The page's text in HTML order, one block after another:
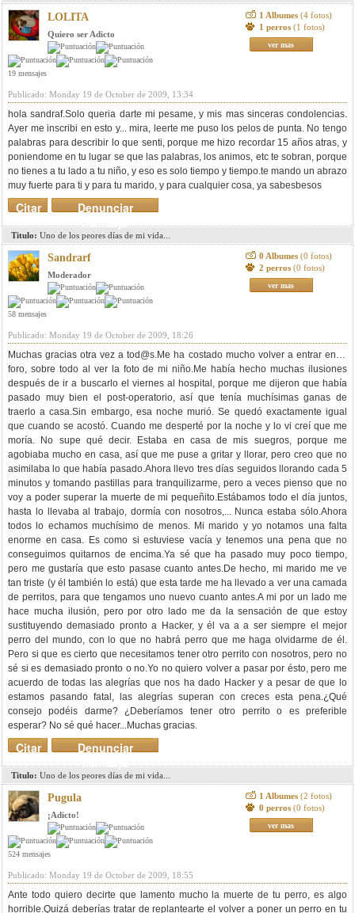
LOLITA
Quiero ser Adicto
19 mensajes
1 Albumes (4 fotos)
1 perros (1 fotos)
ver mas
Publicado: Monday 19 de October de 2009, 13:34
hola sandraf.Solo queria darte mi pesame, y mis mas sinceras condolencias.
Ayer me inscribi en esto y... mira, leerte me puso los pelos de punta. No tengo
palabras para describir lo que senti, porque me hizo recordar 15 años atras, y
poniendome en tu lugar se que las palabras, los animos, etc te sobran, porque
no tienes a tu lado a tu niño, y eso es solo tiempo y tiempo.te mando un abrazo
muy fuerte para ti y para tu marido, y para cualquier cosa, ya sabesbesos
Denunciar
mensaje
Citar
Titulo: Uno de los peores días de mi vida...
Sandrarf
Moderador
58 mensajes
0 Albumes (0 fotos)
2 perros (0 fotos)
ver mas
Publicado: Monday 19 de October de 2009, 18:26
Muchas gracias otra vez atod@s.Me ha costado mucho volver a entrar en el
foro, sobre todo al ver la foto de mi niño.Me había hecho muchas ilusiones
después de ir a buscarlo el viernes al hospital, porque me dijeron que había
pasado muy bien el post-operatorio, así que tenía muchísimas ganas de
traerlo a casa.Sin embargo, esa noche murió. Se quedó exactamente igual
que cuando se acostó. Cuando me desperté por la noche y lo vi creí que me
moría. No supe qué decir. Estaba en casa de mis suegros, porque me
agobiaba mucho en casa, así que me puse a gritar y llorar, pero creo que no
asimilaba lo que había pasado.Ahora llevo tres días seguidos llorando cada 5
minutos y tomando pastillas para tranquilizarme, pero a veces pienso que no
voy a poder superar la muerte de mi pequeñito.Estábamos todo el día juntos,
hasta lo llevaba al trabajo, dormía con nosotros,... Nunca estaba sólo.Ahora
todos lo echamos muchísimo de menos. Mi marido y yo notamos una falta
enorme en casa. Es como si estuviese vacía y tenemos una pena que no
conseguimos quitarnos de encima.Ya sé que ha pasado muy poco tiempo,
pero me gustaría que esto pasase cuanto antes.De hecho, mi marido me ve
tan triste (y él también lo está) que esta tarde me ha llevado a ver una camada
de perritos, para que tengamos uno nuevo cuanto antes.A mi por un lado me
hace mucha ilusión, pero por otro lado me da la sensación de que estoy
sustituyendo demasiado pronto a Hacker, y él va a a ser siempre el mejor
perro del mundo, con lo que no habrá perro que me haga olvidarme de él.
Pero si que es cierto que necesitamos tener otro perrito con nosotros, pero no
sé si es demasiado pronto o no.Yo no quiero volver a pasar por ésto, pero me
acuerdo de todas las alegrías que nos ha dado Hacker y a pesar de que lo
estamos pasando fatal, las alegrías superan con creces esta pena.¿Qué
consejo podéis darme? ¿Deberíamos tener otro perrito o es preferible
esperar? No sé qué hacer...Muchas gracias.
Denunciar
mensaje
Citar
Titulo: Uno de los peores días de mi vida...
Pugula
¡Adicto!
524 mensajes
1 Albumes (2 fotos)
0 perros (0 fotos)
ver mas
Publicado: Monday 19 de October de 2009, 18:55
Ante todo quiero decirte que lamento mucho la muerte de tu perro, es algo
horrible.Quizá deberías tratar de replantearte el volver a poner un perro en tu